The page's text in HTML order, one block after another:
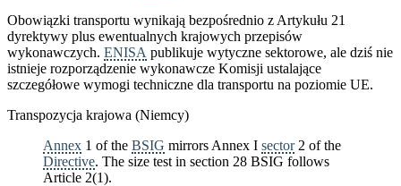
Obowiązki transportu wynikają bezpośrednio z Artykułu 21
dyrektywy plus ewentualnych krajowych przepisów
wykonawczych. ENISA publikuje wytyczne sektorowe, ale dziś nie
istnieje rozporządzenie wykonawcze Komisji ustalające
szczegółowe wymogi techniczne dla transportu na poziomie UE.
Transpozycja krajowa (Niemcy)
Annex 1 of the BSIG mirrors Annex I sector2 of the
Directive. The size test in section 28 BSIG follows
Article 2(1).